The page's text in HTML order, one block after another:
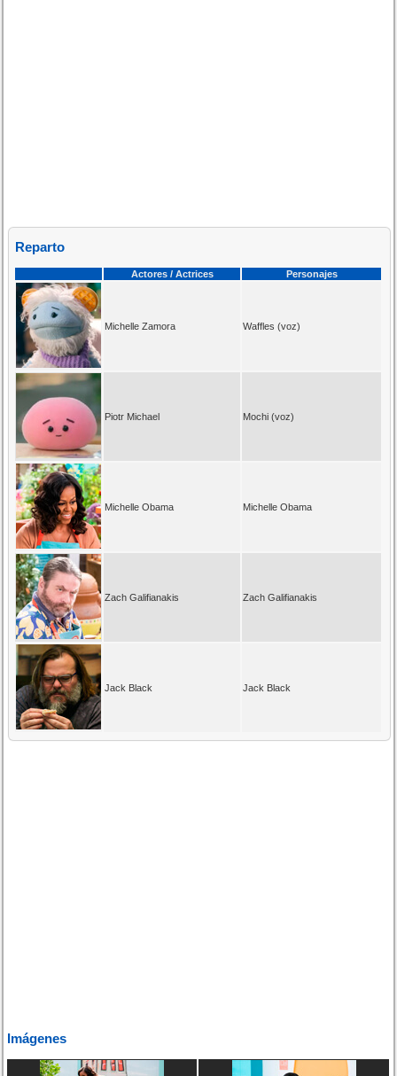
Reparto
Actores / Actrices Personajes
Michelle Zamora Waffles (voz)
Piotr Michael Mochi (voz)
Michelle Obama Michelle Obama
Zach Galifianakis Zach Galifianakis
Jack Black Jack Black
Imágenes